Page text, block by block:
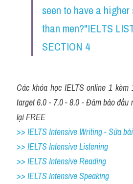
seen to have a
than men?"IELTS
SECTION 4
Các khóa học IELTS online 1
target 6.0 - 7.0 - 8.0 - Đảm bảo đầu
lại FREE
>> IELTS Intensive Writing - Sửa
>> IELTS Intensive Listening
>> IELTS Intensive Reading
>> IELTS Intensive Speaking